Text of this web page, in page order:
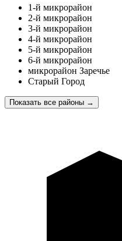
1-й микрорайон
2-й микрорайон
3-й микрорайон
4-й микрорайон
5-й микрорайон
6-й микрорайон
микрорайон Заречье
Старый Город
Показать все районы →